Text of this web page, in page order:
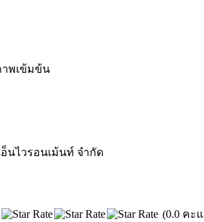
พเข้มข้น
นไวรอนเม้นท์ จำกัด
(0.0 คะ